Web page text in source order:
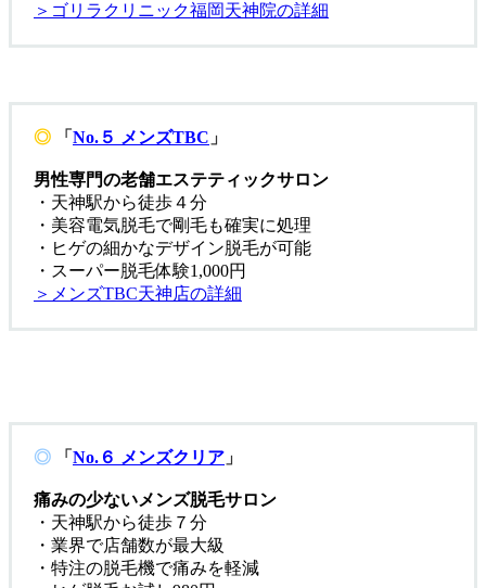
＞ゴリラクリニック福岡天神院の詳細
◎ 「 No.５ メンズTBC 」
男性専門の老舗エステティックサロン
・天神駅から徒歩４分
・美容電気脱毛で剛毛も確実に処理
・ヒゲの細かなデザイン脱毛が可能
・スーパー脱毛体験1,000円
＞メンズTBC天神店の詳細
◎ 「 No.６ メンズクリア 」
痛みの少ないメンズ脱毛サロン
・天神駅から徒歩７分
・業界で店舗数が最大級
・特注の脱毛機で痛みを軽減